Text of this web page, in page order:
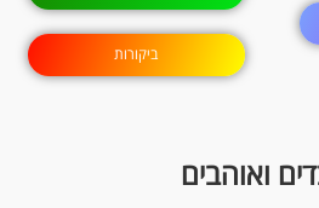
ביקורות
ואוהבים